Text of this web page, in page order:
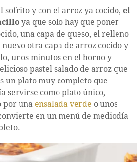
sofrito y con el arroz ya cocido, el
ya que solo hay que poner
una capa de queso, el relleno
otra capa de arroz cocido y
unos minutos en el horno y
pastel salado de arroz que
un plato muy completo que
servirse como plato único,
por una ensalada verde o unos
en un menú de mediodía